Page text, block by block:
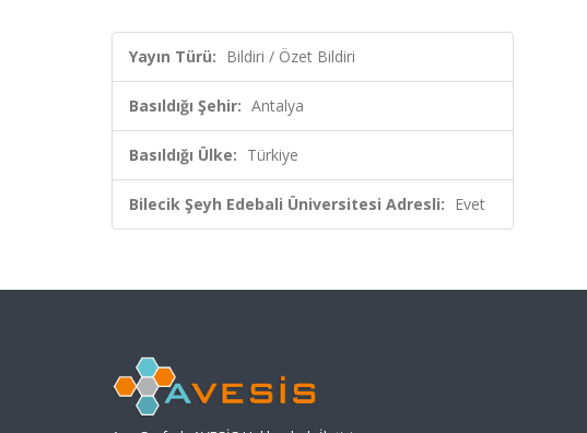
Yayın Türü: Bildiri / Özet Bildiri
Basıldığı Şehir: Antalya
Basıldığı Ülke: Türkiye
Bilecik Şeyh Edebali Üniversitesi Adresli: Evet